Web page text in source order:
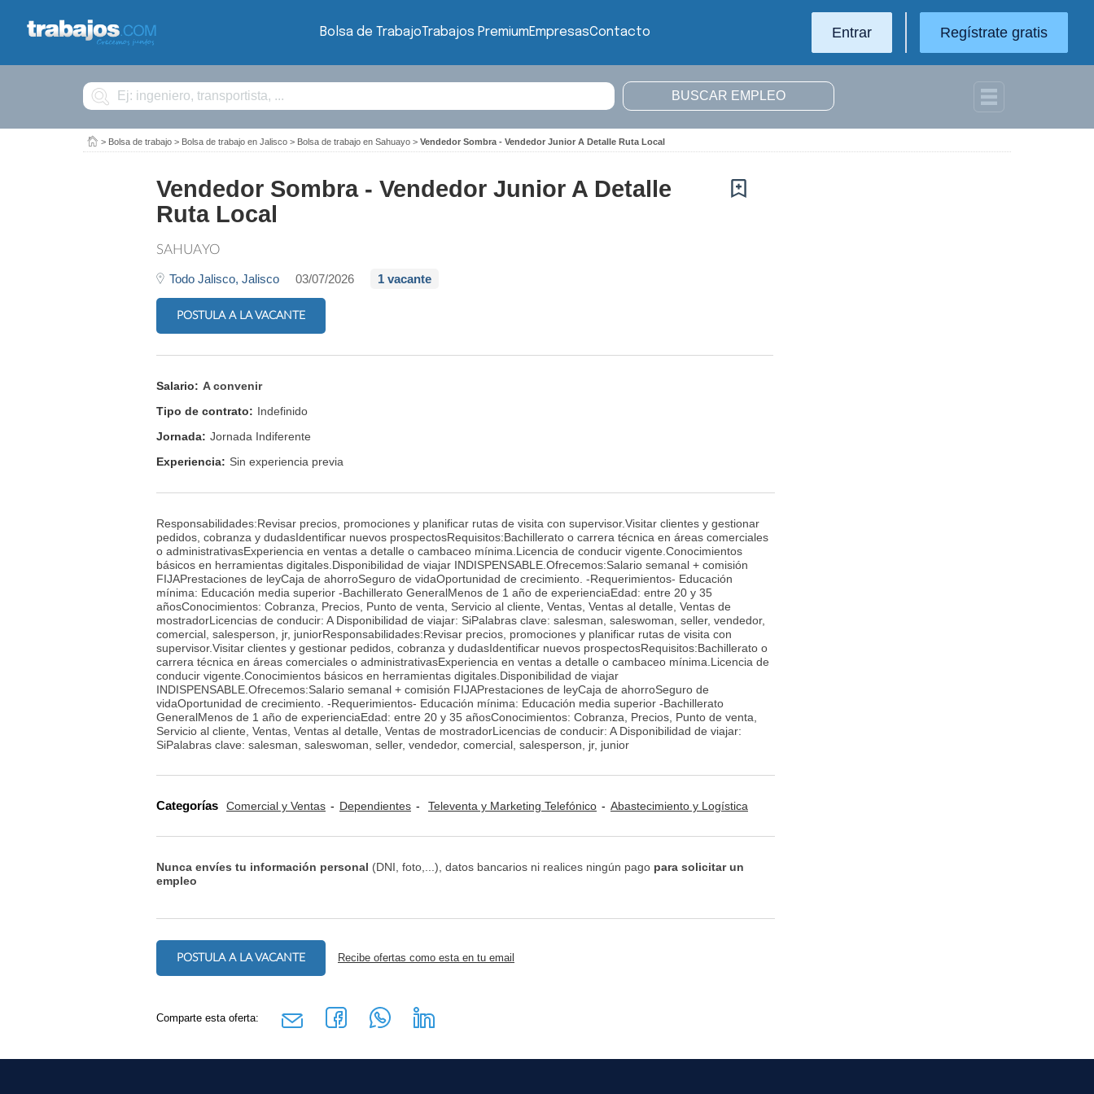
Bolsa de TrabajoTrabajos PremiumEmpresasContacto Entrar Regístrate gratis
Buscar
> Bolsa de trabajo > Bolsa de trabajo en Jalisco > Bolsa de trabajo en Sahuayo > Vendedor Sombra - Vendedor Junior A Detalle Ruta Local
Vendedor Sombra - Vendedor Junior A Detalle
Ruta Local
SAHUAYO
Todo Jalisco, Jalisco 03/07/2026 1 vacante
POSTULA A LA VACANTE
Salario: A convenir
Tipo de contrato: Indefinido
Jornada: Jornada Indiferente
Experiencia: Sin experiencia previa
Responsabilidades:Revisar precios, promociones y planificar rutas de visita con supervisor.Visitar clientes y gestionar
pedidos, cobranza y dudasIdentificar nuevos prospectosRequisitos:Bachillerato o carrera técnica en áreas comerciales
o administrativasExperiencia en ventas a detalle o cambaceo mínima.Licencia de conducir vigente.Conocimientos
básicos en herramientas digitales.Disponibilidad de viajar INDISPENSABLE.Ofrecemos:Salario semanal + comisión
FIJAPrestaciones de leyCaja de ahorroSeguro de vidaOportunidad de crecimiento. -Requerimientos- Educación
mínima: Educación media superior -Bachillerato GeneralMenos de 1 año de experienciaEdad: entre 20 y 35
añosConocimientos: Cobranza, Precios, Punto de venta, Servicio al cliente, Ventas, Ventas al detalle, Ventas de
mostradorLicencias de conducir: A Disponibilidad de viajar: SiPalabras clave: salesman, saleswoman, seller, vendedor,
comercial, salesperson, jr, juniorResponsabilidades:Revisar precios, promociones y planificar rutas de visita con
supervisor.Visitar clientes y gestionar pedidos, cobranza y dudasIdentificar nuevos prospectosRequisitos:Bachillerato o
carrera técnica en áreas comerciales o administrativasExperiencia en ventas a detalle o cambaceo mínima.Licencia de
conducir vigente.Conocimientos básicos en herramientas digitales.Disponibilidad de viajar
INDISPENSABLE.Ofrecemos:Salario semanal + comisión FIJAPrestaciones de leyCaja de ahorroSeguro de
vidaOportunidad de crecimiento. -Requerimientos- Educación mínima: Educación media superior -Bachillerato
GeneralMenos de 1 año de experienciaEdad: entre 20 y 35 añosConocimientos: Cobranza, Precios, Punto de venta,
Servicio al cliente, Ventas, Ventas al detalle, Ventas de mostradorLicencias de conducir: A Disponibilidad de viajar:
SiPalabras clave: salesman, saleswoman, seller, vendedor, comercial, salesperson, jr, junior
Categorías Comercial y Ventas Dependientes Televenta y Marketing Telefónico Abastecimiento y Logística
Nunca envíes tu información personal (DNI, foto,...), datos bancarios ni realices ningún pago para solicitar un
empleo
POSTULA A LA VACANTE Recibe ofertas como esta en tu email
Comparte esta oferta: